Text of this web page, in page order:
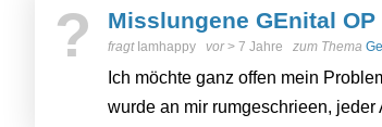
? Misslungene GEnital OP
fragt Iamhappy vor> 7 Jahre zum Thema
Ich möchte ganz offen mein
wurde an mir rumgeschrieen, jeder